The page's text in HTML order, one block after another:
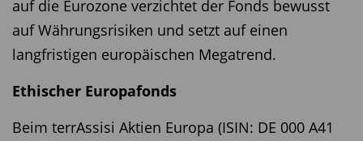
auf die Eurozone verzichtet der Fonds bewusst
auf Währungsrisiken und setzt auf einen
langfristigen europäischen Megatrend.
Ethischer Europafonds
Beim terrAssisi Aktien Europa (ISIN: DE 000 A41